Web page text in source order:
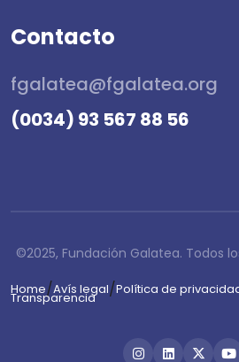
Contacto
fgalatea@fgalatea.org
(0034) 93 567 88 56
©2025, Fundación Galatea. Todos
Home/Avís legal/Política de
Transparencia